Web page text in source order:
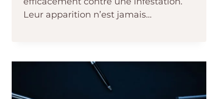
Leur apparition n’est jamais…